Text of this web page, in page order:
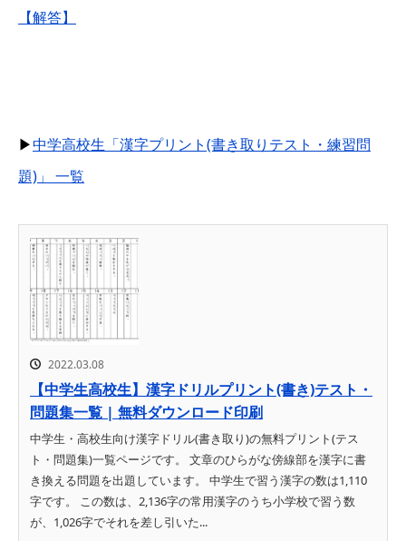
【解答】
▶中学高校生「漢字プリント(書き取りテスト・練習問
題)」 一覧
2022.03.08
【中学生高校生】漢字ドリルプリント(書き)テスト・
問題集一覧 | 無料ダウンロード印刷
中学生・高校生向け漢字ドリル(書き取り)の無料プリント(テス
ト・問題集)一覧ページです。 文章のひらがな傍線部を漢字に書
き換える問題を出題しています。 中学生で習う漢字の数は1,110
字です。 この数は、2,136字の常用漢字のうち小学校で習う数
が、1,026字でそれを差し引いた...